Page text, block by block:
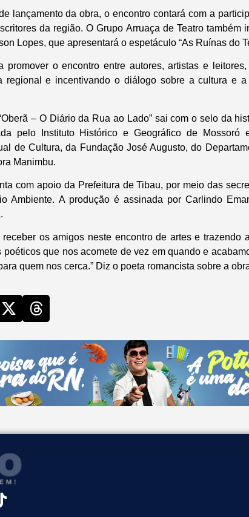
lançamento da obra, o encontro contará com a
da região. O Grupo Arruaça de Teatro também
Lopes, que apresentará o espetáculo “As Ruínas do
promover o encontro entre autores, artistas e
regional e incentivando o diálogo sobre a cultura e
– O Diário da Rua ao Lado” sai com o selo da
pelo Instituto Histórico e Geográfico de Mossoró
de Cultura, da Fundação José Augusto, do
Manimbu.
com apoio da Prefeitura de Tibau, por meio das
Ambiente. A produção é assinada por Carlindo
receber os amigos neste encontro de artes e trazendo
poéticos que nos acomete de vez em quando e
quem nos cerca.” Diz o poeta romancista sobre a